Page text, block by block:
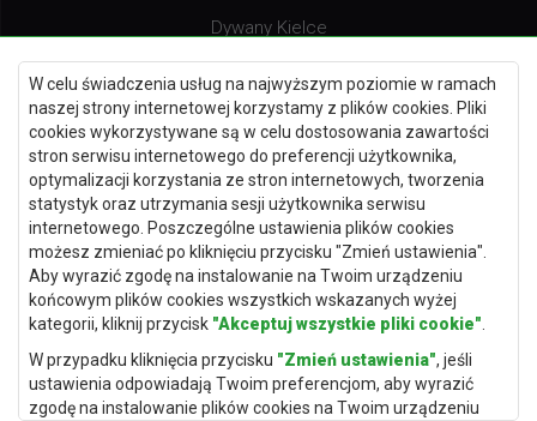
W celu świadczenia usług na najwyższym poziomie w ramach
naszej strony internetowej korzystamy z plików cookies. Pliki
cookies wykorzystywane są w celu dostosowania zawartości
stron serwisu internetowego do preferencji użytkownika,
optymalizacji korzystania ze stron internetowych, tworzenia
statystyk oraz utrzymania sesji użytkownika serwisu
internetowego. Poszczególne ustawienia plików cookies
możesz zmieniać po kliknięciu przycisku "Zmień ustawienia".
Aby wyrazić zgodę na instalowanie na Twoim urządzeniu
końcowym plików cookies wszystkich wskazanych wyżej
kategorii, kliknij przycisk "Akceptuj wszystkie pliki cookie"
W przypadku kliknięcia przycisku "Zmień ustawienia", jeśli
ustawienia odpowiadają Twoim preferencjom, aby wyrazić
zgodę na instalowanie plików cookies na Twoim urządzeniu
Dywany Kielce
Dywany Gdańsk
Dywany Toruń
Dywany Bydgoszcz
Dywany Łódź
Dywany Katowice
Dywany Rzeszów
Dywany Częstochowa